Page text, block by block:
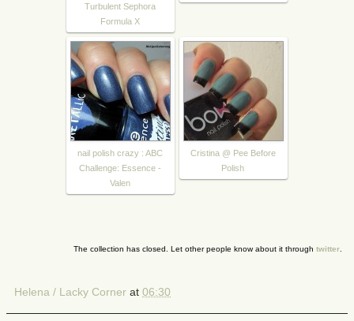
Turbulent Sephora
Formula X
nail polish crazy : ABC
Challenge: Essence -
Valen
Cristina @ Pee Before
Polish
The collection has closed. Let other people know about it through twitter
Helena / Lacky Corner at 06:30